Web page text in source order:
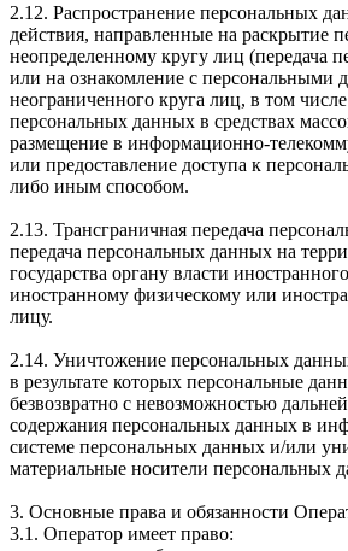
2.12. Распространение персональных
действия, направленные на раскрытие
неопределенному кругу лиц (передача
или на ознакомление с персональными
неограниченного круга лиц, в том
персональных данных в средствах
размещение в информационно-
или предоставление доступа к
либо иным способом.
2.13. Трансграничная передача
передача персональных данных на
государства органу власти
иностранному физическому или
лицу.
2.14. Уничтожение персональных
в результате которых персональные
безвозвратно с невозможностью
содержания персональных данных в
системе персональных данных и/или
материальные носители персональных
3. Основные права и обязанности
3.1. Оператор имеет право: